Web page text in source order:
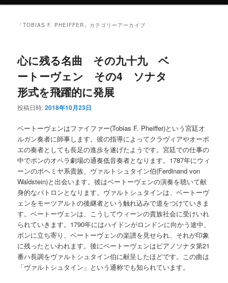
「TOBIAS F. PHEIFFER 」カテゴリーアーカイブ
心に残る名曲 その九十九 ベ
ートーヴェン その4 ソナタ
形式を飛躍的に発展
投稿日時:2018年10月23日
ベートーヴェンはファイファー(Tobias F. Pheiffer)という宮廷オ
ルガン奏者に師事します。彼の指導によってクラヴィアやオーボ
エの奏者としても長足の進歩を遂げたようです。宮廷での仕事の
中でボンのオペラ劇場の通奏低音奏者となります。1787年にウィ
ーンのボヘミヤ系貴族、ヴァルトシュタイン伯(Ferdinand von
Waldstein)と出会います。彼はベートーヴェンの演奏を聴いて献
身的なパトロンとなります。ヴァルトシュタインは、ベートーヴ
ェンをモーツアルトの後継者という触れ込みで道をつけていきま
す。ベートーヴェンは、こうしてウィーンの貴族社会に受けいれ
られていきます。1790年にはハイドンがロンドンに向かう途中、
ボンに立ち寄り、ベートーヴェンの楽譜を見せられ、それが印象
に残ったといわれます。後にベートーヴェンはピアノソナタ第21
番ハ長調をヴァルトシュタイン伯に献呈したほどです。この曲は
「ヴァルトシュタイン」という通称でも知られています。